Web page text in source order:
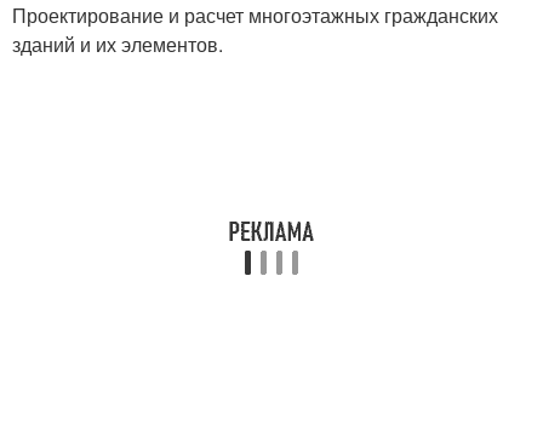
Проектирование и расчет многоэтажных гражданских
зданий и их элементов.